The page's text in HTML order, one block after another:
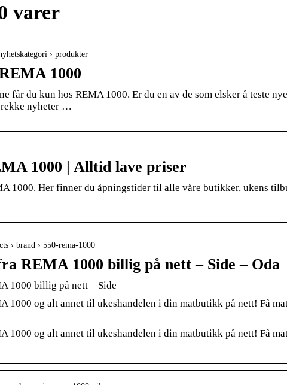
varer
› produkter
1000
får du kun hos REMA 1000. Er du en av de som elsker å teste
rekke nyheter …
1000 | Alltid lave priser
1000. Her finner du åpningstider til alle våre butikker, ukens
› brand › 550-rema-1000
REMA 1000 billig på nett – Side – Oda
1000 billig på nett – Side
1000 og alt annet til ukeshandelen i din matbutikk på nett! Få
1000 og alt annet til ukeshandelen i din matbutikk på nett! Få